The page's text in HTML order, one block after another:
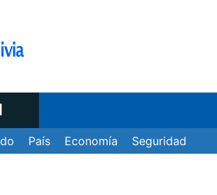
País Economía Seguridad